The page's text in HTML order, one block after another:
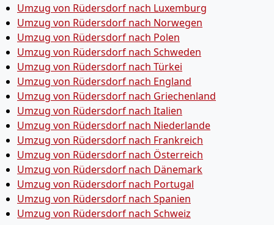
Umzug von Rüdersdorf nach Luxemburg
Umzug von Rüdersdorf nach Norwegen
Umzug von Rüdersdorf nach Polen
Umzug von Rüdersdorf nach Schweden
Umzug von Rüdersdorf nach Türkei
Umzug von Rüdersdorf nach England
Umzug von Rüdersdorf nach Griechenland
Umzug von Rüdersdorf nach Italien
Umzug von Rüdersdorf nach Niederlande
Umzug von Rüdersdorf nach Frankreich
Umzug von Rüdersdorf nach Österreich
Umzug von Rüdersdorf nach Dänemark
Umzug von Rüdersdorf nach Portugal
Umzug von Rüdersdorf nach Spanien
Umzug von Rüdersdorf nach Schweiz